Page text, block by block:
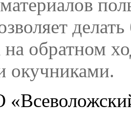
на обратном
окучниками.